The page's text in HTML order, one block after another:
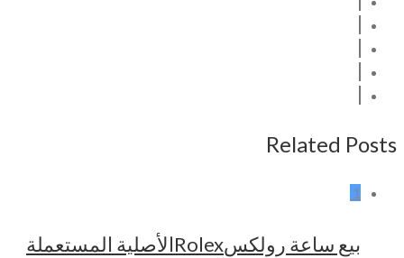
Related Posts
1
بيع ساعة رولكسRolexالأصلية المستعملة